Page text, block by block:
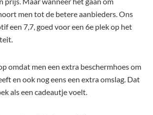
men tot de betere aanbieders. Ons
een 7,7, goed voor een 6e plek op het
omdat men een extra beschermhoes om
en ook nog eens een extra omslag. Dat
als een cadeautje voelt.